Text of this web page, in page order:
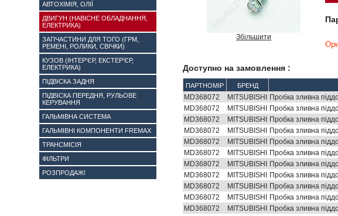
Збільшити
Доступно на замовлення :
ПАРТНОМІР БРЕНД
MD368072 MITSUBISHI Пробка зливна
MD368072
MITSUBISHI Пробка зливна
MD368072
MITSUBISHI Пробка зливна
MD368072
MITSUBISHI Пробка зливна
MD368072
MITSUBISHI Пробка зливна
MD368072
MITSUBISHI Пробка зливна
MD368072
MITSUBISHI Пробка зливна
MD368072
MITSUBISHI Пробка зливна
MD368072
MITSUBISHI Пробка зливна
MD368072
MITSUBISHI Пробка зливна
MD368072
MITSUBISHI Пробка зливна
АВТОХІМІЯ, ОЛІЇ
ДВИГУН (НАВІСНЕ ОБЛАДНАННЯ,
ЕЛЕКТРИКА)
ЗАПЧАСТИНИ ДЛЯ ТОГО (ГРМ,
РЕМЕНІ, РОЛИКИ, СВІЧКИ)
КУЗОВ (ІНТЕР'ЄР, ЕКСТЕР'ЄР,
ЕЛЕКТРИКА)
ПІДВІСКА ЗАДНЯ
ПІДВІСКА ПЕРЕДНЯ, РУЛЬОВЕ
КЕРУВАННЯ
ГАЛЬМІВНА СИСТЕМА
ГАЛЬМІВНІ КОМПОНЕНТИ FREMAX
ТРАНСМІСІЯ
ФІЛЬТРИ
РОЗПРОДАЖ!